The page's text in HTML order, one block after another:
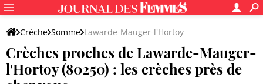
Crèche Somme Lawarde-Mauger-l'Hortoy
Crèches proches de Lawarde-Mauger-
l'Hortoy (80250) : les crèches près de